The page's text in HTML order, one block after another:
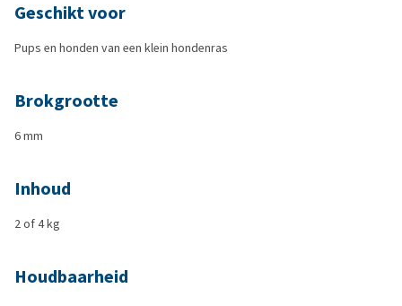
Geschikt voor
Pups en honden van een klein hondenras
Brokgrootte
6 mm
Inhoud
2 of 4 kg
Houdbaarheid